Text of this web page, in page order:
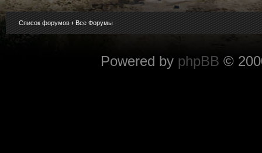
Список форумов ‹ Все Форумы
Powered by phpBB ©